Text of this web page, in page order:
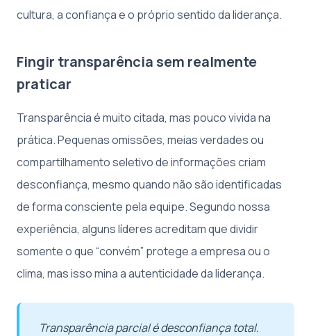
cultura, a confiança e o próprio sentido da liderança.
Fingir transparência sem realmente
praticar
Transparência é muito citada, mas pouco vivida na
prática. Pequenas omissões, meias verdades ou
compartilhamento seletivo de informações criam
desconfiança, mesmo quando não são identificadas
de forma consciente pela equipe. Segundo nossa
experiência, alguns líderes acreditam que dividir
somente o que “convém” protege a empresa ou o
clima, mas isso mina a autenticidade da liderança.
Transparência parcial é desconfiança total.